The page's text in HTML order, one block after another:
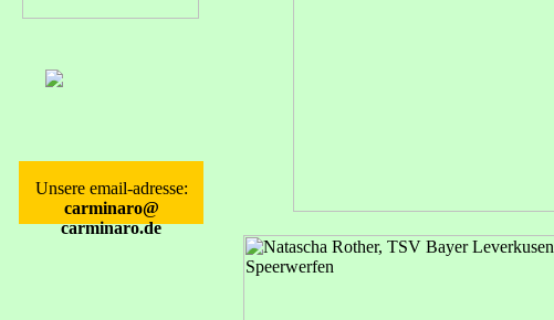
Unsere email-adresse:
carminaro@
carminaro.de